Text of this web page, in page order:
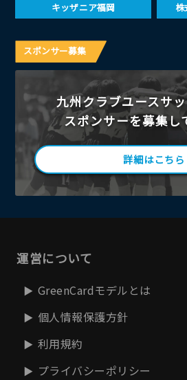
キッザニア福岡
スポンサー募集
九州クラブユースサ
スポンサーを募集し
詳細はこちら
運営について
GreenCardモデルとは
個人情報保護方針
利用規約
プライバシーポリシー